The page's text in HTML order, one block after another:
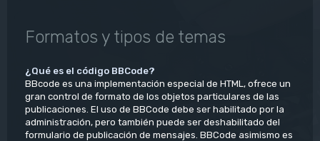
Formatos y tipos de temas
¿Qué es el código BBCode?
BBcode es una implementación especial de HTML, ofrece un
gran control de formato de los objetos particulares de las
publicaciones. El uso de BBCode debe ser habilitado por la
administración, pero también puede ser deshabilitado del
formulario de publicación de mensajes. BBCode asimismo es